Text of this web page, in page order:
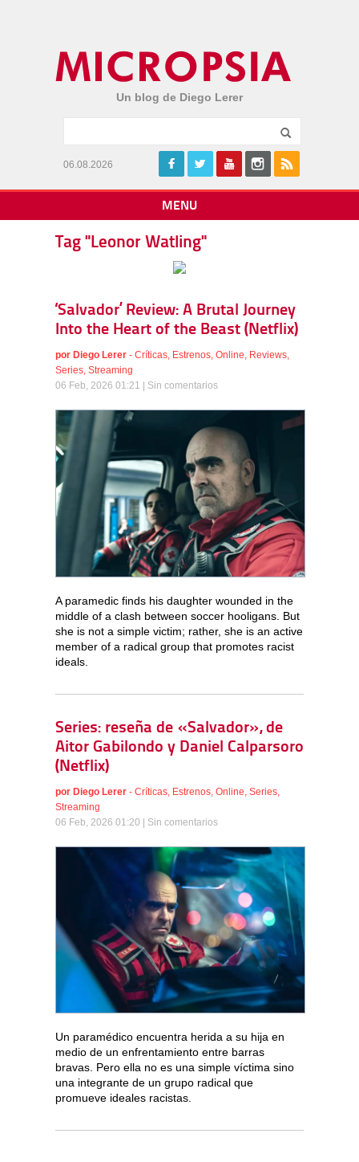
Un blog de Diego Lerer
06.08.2026
MENU
Tag "Leonor Watling"
‘Salvador’ Review: A Brutal Journey
Into the Heart of the Beast (Netflix)
por Diego Lerer - Críticas, Estrenos, Online, Reviews,
Series, Streaming
06 Feb, 2026 01:21 | Sin comentarios
A paramedic finds his daughter wounded in the
middle of a clash between soccer hooligans. But
she is not a simple victim; rather, she is an active
member of a radical group that promotes racist
ideals.
Series: reseña de «Salvador», de
Aitor Gabilondo y Daniel Calparsoro
(Netflix)
por Diego Lerer - Críticas Estrenos Online Series
Streaming
06 Feb, 2026 01:20 | Sin comentarios
Un paramédico encuentra herida a su hija en
medio de un enfrentamiento entre barras
bravas. Pero ella no es una simple víctima sino
una integrante de un grupo radical que
promueve ideales racistas.